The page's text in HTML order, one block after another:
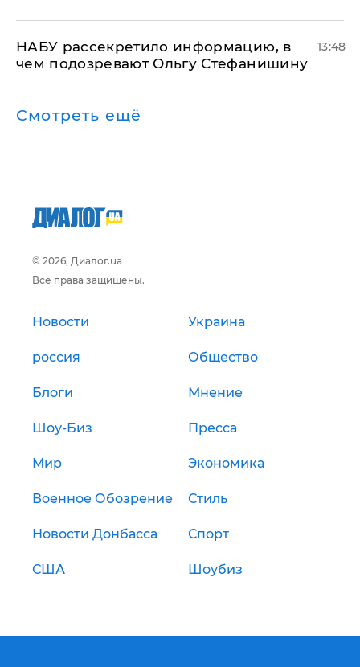
НАБУ рассекретило информацию, в
чем подозревают Ольгу Стефанишину
13:48
Смотреть ещё
© 2026, Диалог.ua
Все права защищены.
Новости Украина
россия Общество
Блоги Мнение
Шоу-Биз Пресса
Мир Экономика
Военное Обозрение Стиль
Новости Донбасса Спорт
США Шоубиз